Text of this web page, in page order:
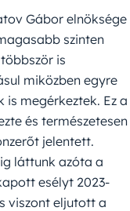
Gábor elnöksége
szinten
is
miközben egyre
megérkeztek. Ez a
és természetesen
jelentett.
láttunk azóta a
esélyt 2023-
viszont eljutott a